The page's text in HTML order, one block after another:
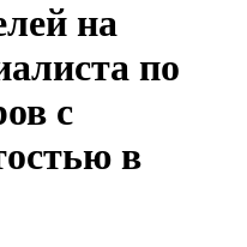
на
по
с
в